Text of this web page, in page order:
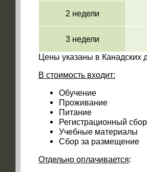
2 недели
3 недели
Цены указаны в Канадских
В стоимость входит:
Обучение
Проживание
Питание
Регистрационный сбор
Учебные материалы
Сбор за размещение
Отдельно оплачивается: